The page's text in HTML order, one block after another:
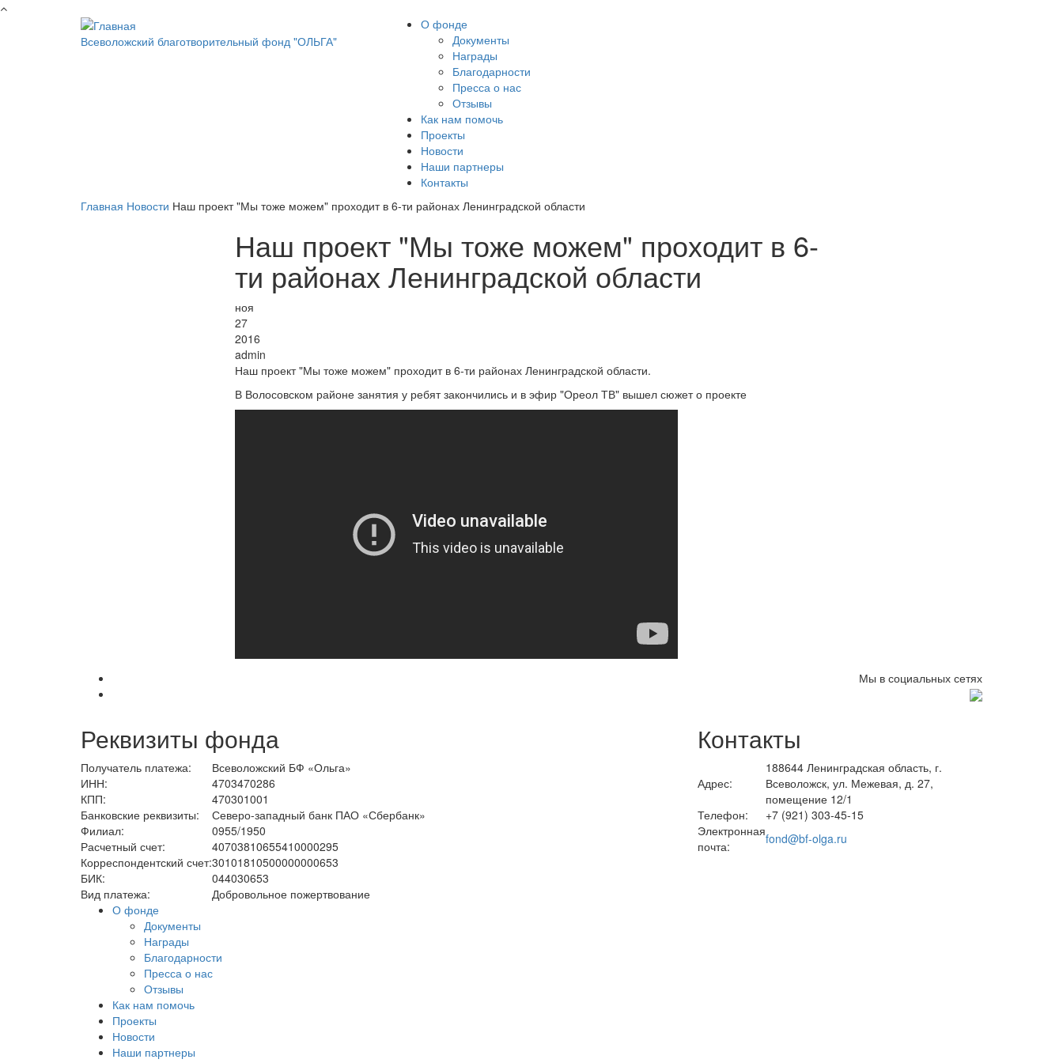
Перейти к основному содержанию
Всеволожский благотворительный фонд "ОЛЬГА"
О фонде
Документы
Награды
Благодарности
Пресса о нас
Отзывы
Как нам помочь
Проекты
Новости
Наши партнеры
Контакты
Главная Новости Наш проект "Мы тоже можем" проходит в 6-ти районах Ленинградской области
Наш проект "Мы тоже можем" проходит в 6-
ти районах Ленинградской области
ноя
27
2016
admin
Наш проект "Мы тоже можем" проходит в 6-ти районах Ленинградской области.
В Волосовском районе занятия у ребят закончились и в эфир "Ореол ТВ" вышел сюжет о проекте
Мы в социальных сетях
Реквизиты фонда
Получатель платежа:
Всеволожский БФ «Ольга»
ИНН:
4703470286
КПП:
470301001
Банковские реквизиты:
Северо-западный банк ПАО «Сбербанк»
Филиал:
0955/1950
Расчетный счет:
40703810655410000295
Корреспондентский счет:30101810500000000653
БИК:
044030653
Вид платежа:
Добровольное пожертвование
Контакты
Адрес:
188644 Ленинградская область, г.
Всеволожск, ул. Межевая, д. 27,
помещение 12/1
Телефон:
+7 (921) 303-45-15
Электронная
почта:
fond@bf-olga.ru
О фонде
Документы
Награды
Благодарности
Пресса о нас
Отзывы
Как нам помочь
Проекты
Новости
Наши партнеры